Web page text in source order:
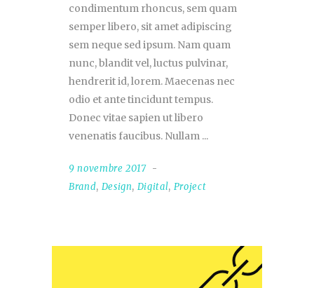
condimentum rhoncus, sem quam
semper libero, sit amet adipiscing
sem neque sed ipsum. Nam quam
nunc, blandit vel, luctus pulvinar,
hendrerit id, lorem. Maecenas nec
odio et ante tincidunt tempus.
Donec vitae sapien ut libero
venenatis faucibus. Nullam
9 novembre 2017
Brand, Design, Digital, Project